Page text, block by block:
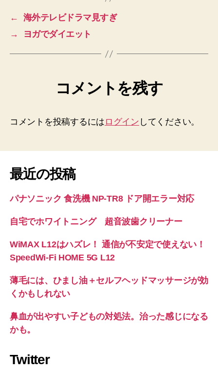
←
海外テレビドラマ見すぎ
→
ヨガでダイエット
コメントを残す
コメントを投稿するには ログイン してください。
最近の投稿
パナソニック 食洗機 NP-TR8 ドア開エラー対応
自宅でホワイトニング 超音波歯クリーナー
WiMAX L12はハズレ！ 通信が不安定で使えない！
SpeedWi-Fi HOME 5G L12
薄毛には、ひまし油＋セルフヘッドマッサージが効
くかもしれない
鼻血が出やすい子どもの対処法。治った感じになる
かも。
Twitter